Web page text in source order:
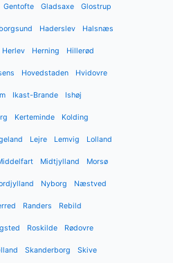
Gentofte Gladsaxe Glostrup
Haderslev Halsnæs
Herlev Herning Hillerød
Hovedstaden Hvidovre
Ikast-Brande Ishøj
Kerteminde Kolding
Lejre Lemvig Lolland
Midtjylland Morsø
Nyborg Næstved
Randers Rebild
Roskilde Rødovre
Skanderborg Skive